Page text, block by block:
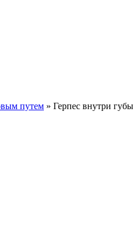
путем » Герпес внутри губы